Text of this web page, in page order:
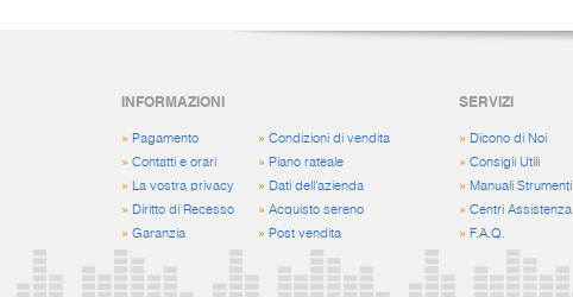
INFORMAZIONI
» Pagamento
» Contatti e orari
» La vostra privacy
» Diritto di Recesso
» Garanzia
» Condizioni di vendita
» Piano rateale
» Dati dell'azienda
» Acquisto sereno
» Post vendita
SERVIZI
» Dicono di Noi
»Consigli Utili
» Manuali Strumenti
»Centri Assistenza
» F.A.Q.